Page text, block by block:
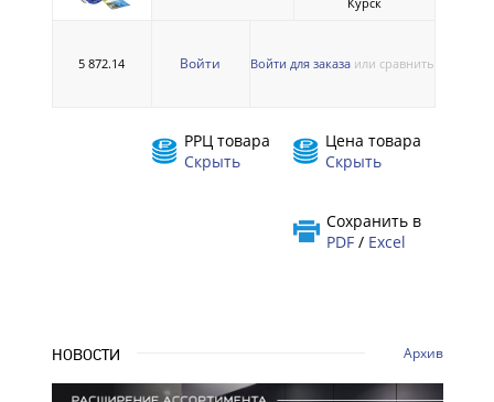
5 872.14 Войти Войти для заказа или сравнить
Цена товара
Скрыть
РРЦ товара
Скрыть
Сохранить в
PDF/ Excel
НОВОСТИ Архив